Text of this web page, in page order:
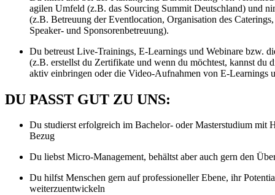
agilen Umfeld (z.B. das Sourcing Summit Deutschland) und
(z.B. Betreuung der Eventlocation, Organisation des
Speaker- und Sponsorenbetreuung).
Du betreust Live-Trainings, E-Learnings und Webinare bzw.
(z.B. erstellst du Zertifikate und wenn du möchtest, kannst du
aktiv einbringen oder die Video-Aufnahmen von E-Learnings
DU PASST GUT ZU UNS:
Du studierst erfolgreich im Bachelor- oder Masterstudium mit
Bezug
Du liebst Micro-Management, behältst aber auch gern den
Du hilfst Menschen gern auf professioneller Ebene, ihr
weiterzuentwickeln